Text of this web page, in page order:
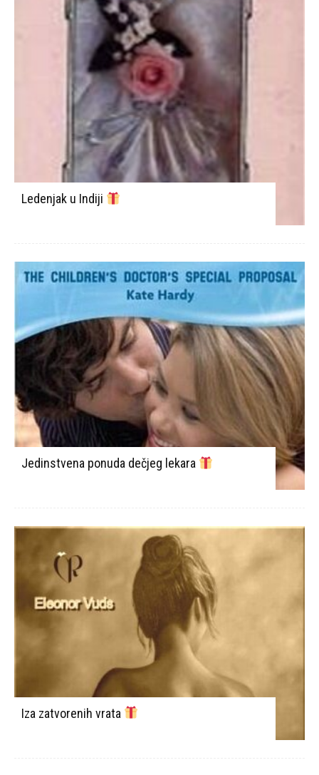
Ledenjak u Indiji
Jedinstvena ponuda dečjeg lekara
Iza zatvorenih vrata